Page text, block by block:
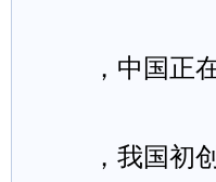
，中国正在
，我国初创